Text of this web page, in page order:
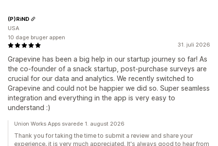
31. juli 2026
Grapevine has been a big help in our startup journey so far! As
the co-founder of a snack startup, post-purchase surveys are
crucial for our data and analytics. We recently switched to
Grapevine and could not be happier we did so. Super seamless
integration and everything in the app is very easy to
understand :)
(P)RiND
USA
10 dage bruger appen
Union Works Apps svarede 1. august 2026
Thank you for taking the time to submit a review and share your
experience, it is very much appreciated. It's always good to hear from